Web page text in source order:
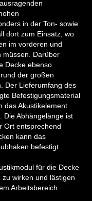
in der Ton- sowie
dort zum Einsatz, wo
im vorderen und
müssen. Darüber
Decke ebenso
der großen
Der Lieferumfang des
Befestigungsmaterial
das Akustikelement
Die Abhängelänge ist
Ort entsprechend
kann das
befestigt
für die Decke
wirken und lästigen
Arbeitsbereich